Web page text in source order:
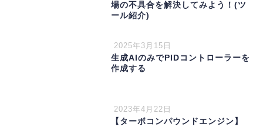
場の不具合を解決してみよう！(ツ
ール紹介)
2025年3月15日
生成AIのみでPIDコントローラーを
作成する
2023年4月22日
【ターボコンパウンドエンジン】